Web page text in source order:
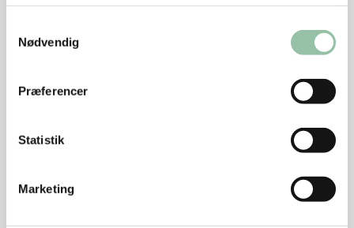
Nødvendig
Præferencer
Statistik
Marketing
Tomatbruschetta
Rist eller grill brødskiverne.
hvidløg og derefter grundigt med overskåret tomat,
Tips
Grisemørbrad i tynde skiver eller minutstrimler kan